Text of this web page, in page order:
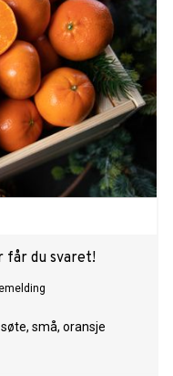
får du svaret!
små, oransje